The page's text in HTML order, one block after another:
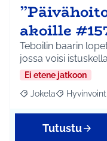
akoille
Teboilin baarin
jossa voisi
Ei etene jatkoon
Rajaa tulokset
Jokela Rajaa
Tutustu